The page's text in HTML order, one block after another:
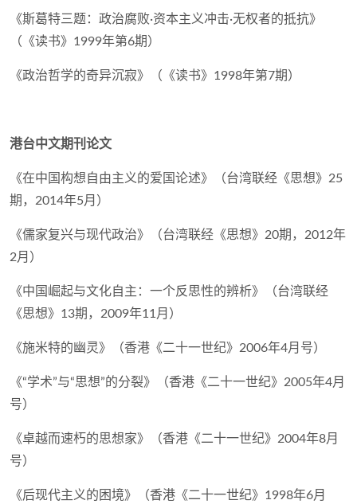
《斯葛特三题：政治腐败·资本主义冲击·无权者的抵抗》
（《读书》1999年第6期）
《政治哲学的奇异沉寂》（《读书》1998年第7期）
港台中文期刊论文
《在中国构想自由主义的爱国论述》（台湾联经《思想》25
期，2014年5月）
《儒家复兴与现代政治》（台湾联经《思想》20期，2012年
2月）
《中国崛起与文化自主：一个反思性的辨析》（台湾联经
《思想》13期，2009年11月）
《施米特的幽灵》（香港《二十一世纪》2006年4月号）
《“学术”与“思想”的分裂》（香港《二十一世纪》2005年4月
号）
《卓越而速朽的思想家》（香港《二十一世纪》2004年8月
号）
《后现代主义的困境》（香港《二十一世纪》1998年6月